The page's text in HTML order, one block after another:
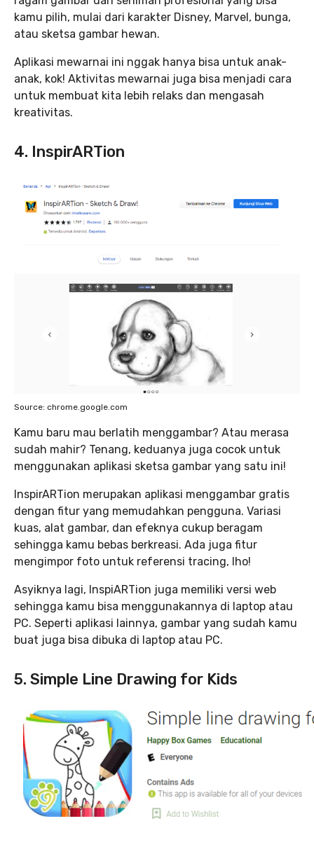
kamu pilih, mulai dari karakter Disney, Marvel, bunga,
atau sketsa gambar hewan.
Aplikasi mewarnai ini nggak hanya bisa untuk anak-
anak, kok! Aktivitas mewarnai juga bisa menjadi cara
untuk membuat kita lebih relaks dan mengasah
kreativitas.
4. InspirARTion
Source: chrome.google.com
Kamu baru mau berlatih menggambar? Atau merasa
sudah mahir? Tenang, keduanya juga cocok untuk
menggunakan aplikasi sketsa gambar yang satu ini!
InspirARTion merupakan aplikasi menggambar gratis
dengan fitur yang memudahkan pengguna. Variasi
kuas, alat gambar, dan efeknya cukup beragam
sehingga kamu bebas berkreasi. Ada juga fitur
mengimpor foto untuk referensi tracing, lho!
Asyiknya lagi, InspiARTion juga memiliki versi web
sehingga kamu bisa menggunakannya di laptop atau
PC. Seperti aplikasi lainnya, gambar yang sudah kamu
buat juga bisa dibuka di laptop atau PC.
5. Simple Line Drawing for Kids